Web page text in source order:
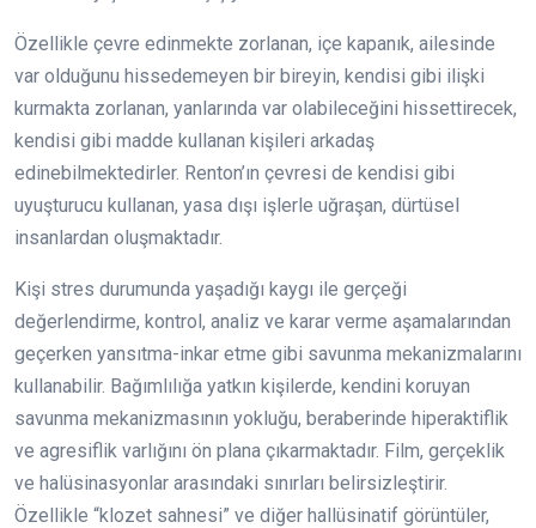
Özellikle çevre edinmekte zorlanan, içe kapanık, ailesinde
var olduğunu hissedemeyen bir bireyin, kendisi gibi ilişki
kurmakta zorlanan, yanlarında var olabileceğini hissettirecek,
kendisi gibi madde kullanan kişileri arkadaş
edinebilmektedirler. Renton’ın çevresi de kendisi gibi
uyuşturucu kullanan, yasa dışı işlerle uğraşan, dürtüsel
insanlardan oluşmaktadır.
Kişi stres durumunda yaşadığı kaygı ile gerçeği
değerlendirme, kontrol, analiz ve karar verme aşamalarından
geçerken yansıtma-inkar etme gibi savunma mekanizmalarını
kullanabilir. Bağımlılığa yatkın kişilerde, kendini koruyan
savunma mekanizmasının yokluğu, beraberinde hiperaktiflik
ve agresiflik varlığını ön plana çıkarmaktadır. Film, gerçeklik
ve halüsinasyonlar arasındaki sınırları belirsizleştirir.
Özellikle “klozet sahnesi” ve diğer hallüsinatif görüntüler,